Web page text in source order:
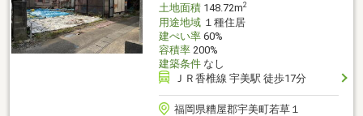
土地面積148.72m2
用途地域１種住居
建ぺい率60%
容積率200%
建築条件なし
ＪＲ香椎線 宇美駅 徒歩17分
福岡県糟屋郡宇美町若草１